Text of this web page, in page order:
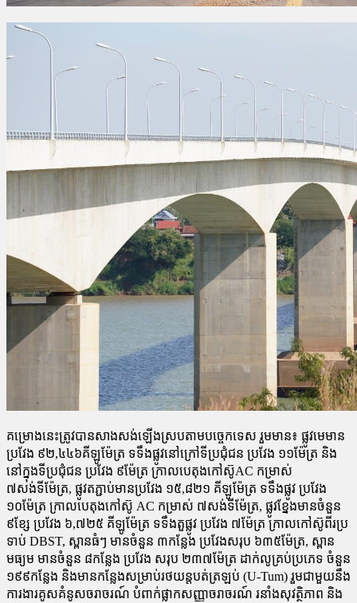
គម្រោងនេះត្រូវបានសាងសង់ឡើងស្របតាមបច្ចេកទេស រួមមាន៖ ផ្លូវ​មេ​មាន
ប្រវែង ៩២,៤៤៦គីឡូម៉ែត្រ ទទឹងផ្លូវនៅក្រៅទីប្រជុំជន ប្រវែង ១១ម៉ែត្រ និង
នៅក្នុងទីប្រជុំជន ប្រវែង ៩ម៉ែត្រ ក្រាលបេតុងកៅស៊ូAC កម្រាស់
៧សង់ទីម៉ែត្រ, ផ្លូវតភ្ជាប់មានប្រវែង ១៥,៨២១ គីឡូម៉ែត្រ ទទឹងផ្លូវ ប្រវែង
១០ម៉ែត្រ ក្រាលបេតុងកៅស៊ូ AC កម្រាស់ ៧សង់​ទីម៉ែត្រ, ផ្លូវខ្នែងមានចំនួន
៩ខ្សែ ប្រវែង ៦,៧២៥ គីឡូម៉ែត្រ ទទឹង​តួផ្លូវ ប្រវែង ៧ម៉ែត្រ ក្រាលកៅស៊ូពីរប្រ
ទាប់ DBST, ស្ពានធំៗ មាន​ចំនួន ៣កន្លែង ប្រវែងសរុប ៦៣៥ម៉ែត្រ, ស្ពាន
មធ្យម មានចំនួន ៨​កន្លែង ប្រវែង សរុប ២៣៧ម៉ែត្រ ដាក់លូគ្រប់ប្រភេទ ចំនួន
១៩៩​កន្លែង និងមានកន្លែងសម្រាប់រថយន្តបត់ត្រឡប់ (U-Tum) រួមជាមួយ​នឹង
ការងារគូសគំនូសចរាចរណ៍ បំពាក់ផ្លាកសញ្ញាចរាចរណ៍ រនាំ​ង​សុវត្ថិ​ភាព និង